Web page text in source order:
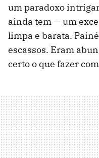
um paradoxo
ainda tem — um
limpa e barata.
escassos. Eram
certo o que fazer